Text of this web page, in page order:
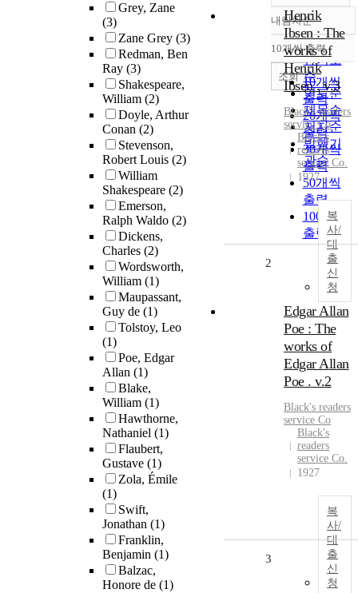
Grey, Zane
(3)
Zane Grey (3)
Redman, Ben
Ray (3)
Shakespeare,
William (2)
Doyle, Arthur
Conan (2)
Stevenson,
Robert Louis (2)
William
Shakespeare (2)
Emerson,
Ralph Waldo (2)
Dickens,
Charles (2)
Wordsworth,
William (1)
Maupassant,
Guy de (1)
Tolstoy, Leo
(1)
Poe, Edgar
Allan (1)
Blake,
William (1)
Hawthorne,
Nathaniel (1)
Flaubert,
Gustave (1)
Zola, Émile
(1)
Swift,
Jonathan (1)
Franklin,
Benjamin (1)
Balzac,
Honore de (1)
정확도
순
인기도
순
연도순
제목순
저자순
발행기
관순
내림차순
내림차순
10개씩 출력
10개씩
출력
20개씩
출력
30개씩
출력
50개씩
출력
100개씩
출력
조회
Henrik
Ibsen : The
works of
Henrik
Ibsen . v.3
Black's readers
service Co
Black's
readers
service Co.
1927
복
사/
대
출
신
청
2
Edgar Allan
Poe : The
works of
Edgar Allan
Poe . v.2
Black's readers
service Co
Black's
readers
service Co.
1927
복
사/
대
출
신
청
3